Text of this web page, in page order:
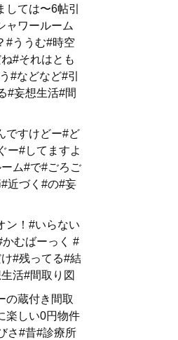
しては〜6帖引
ャワールーム
#ううむ#時空
#それはとも
#などなど#引
#妄想生活#間
ですけどー#ど
ー#してますよ
ム#で#ごろご
近づく#の#妄
ン！#いらない
むばーっく #
#残ってる#結
活#間取り図
の蔵付き間取
楽しい0円物件
さ#昔#診療所